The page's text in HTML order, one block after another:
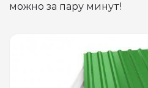
можно за пару минут!